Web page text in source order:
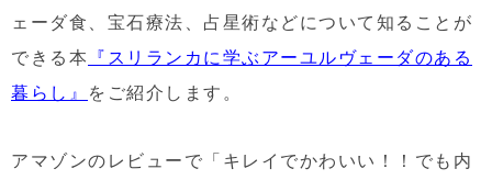
ェーダ食、宝石療法、占星術などについて知ることが
できる本 『スリランカに学ぶアーユルヴェーダのある
暮らし』 をご紹介します。
アマゾンのレビューで「キレイでかわいい！！でも内